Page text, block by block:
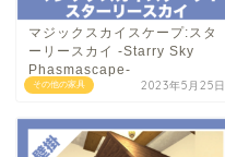
その他の家具
マジックスカイスケープ:スタ
ーリースカイ -Starry Sky
Phasmascape-
2023年5月25日